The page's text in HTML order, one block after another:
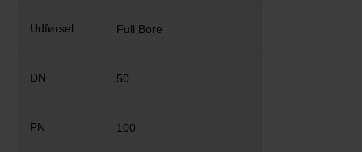
Full Bore
50
100